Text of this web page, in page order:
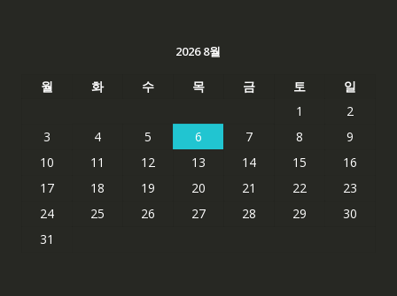
2026 8월
월 화 수 목 금 토
일
1
2
3
4 5 6 7 8
9
10
11 12 13 14 15
16
17
18 19 20 21 22
23
24
25 26 27 28 29
30
31